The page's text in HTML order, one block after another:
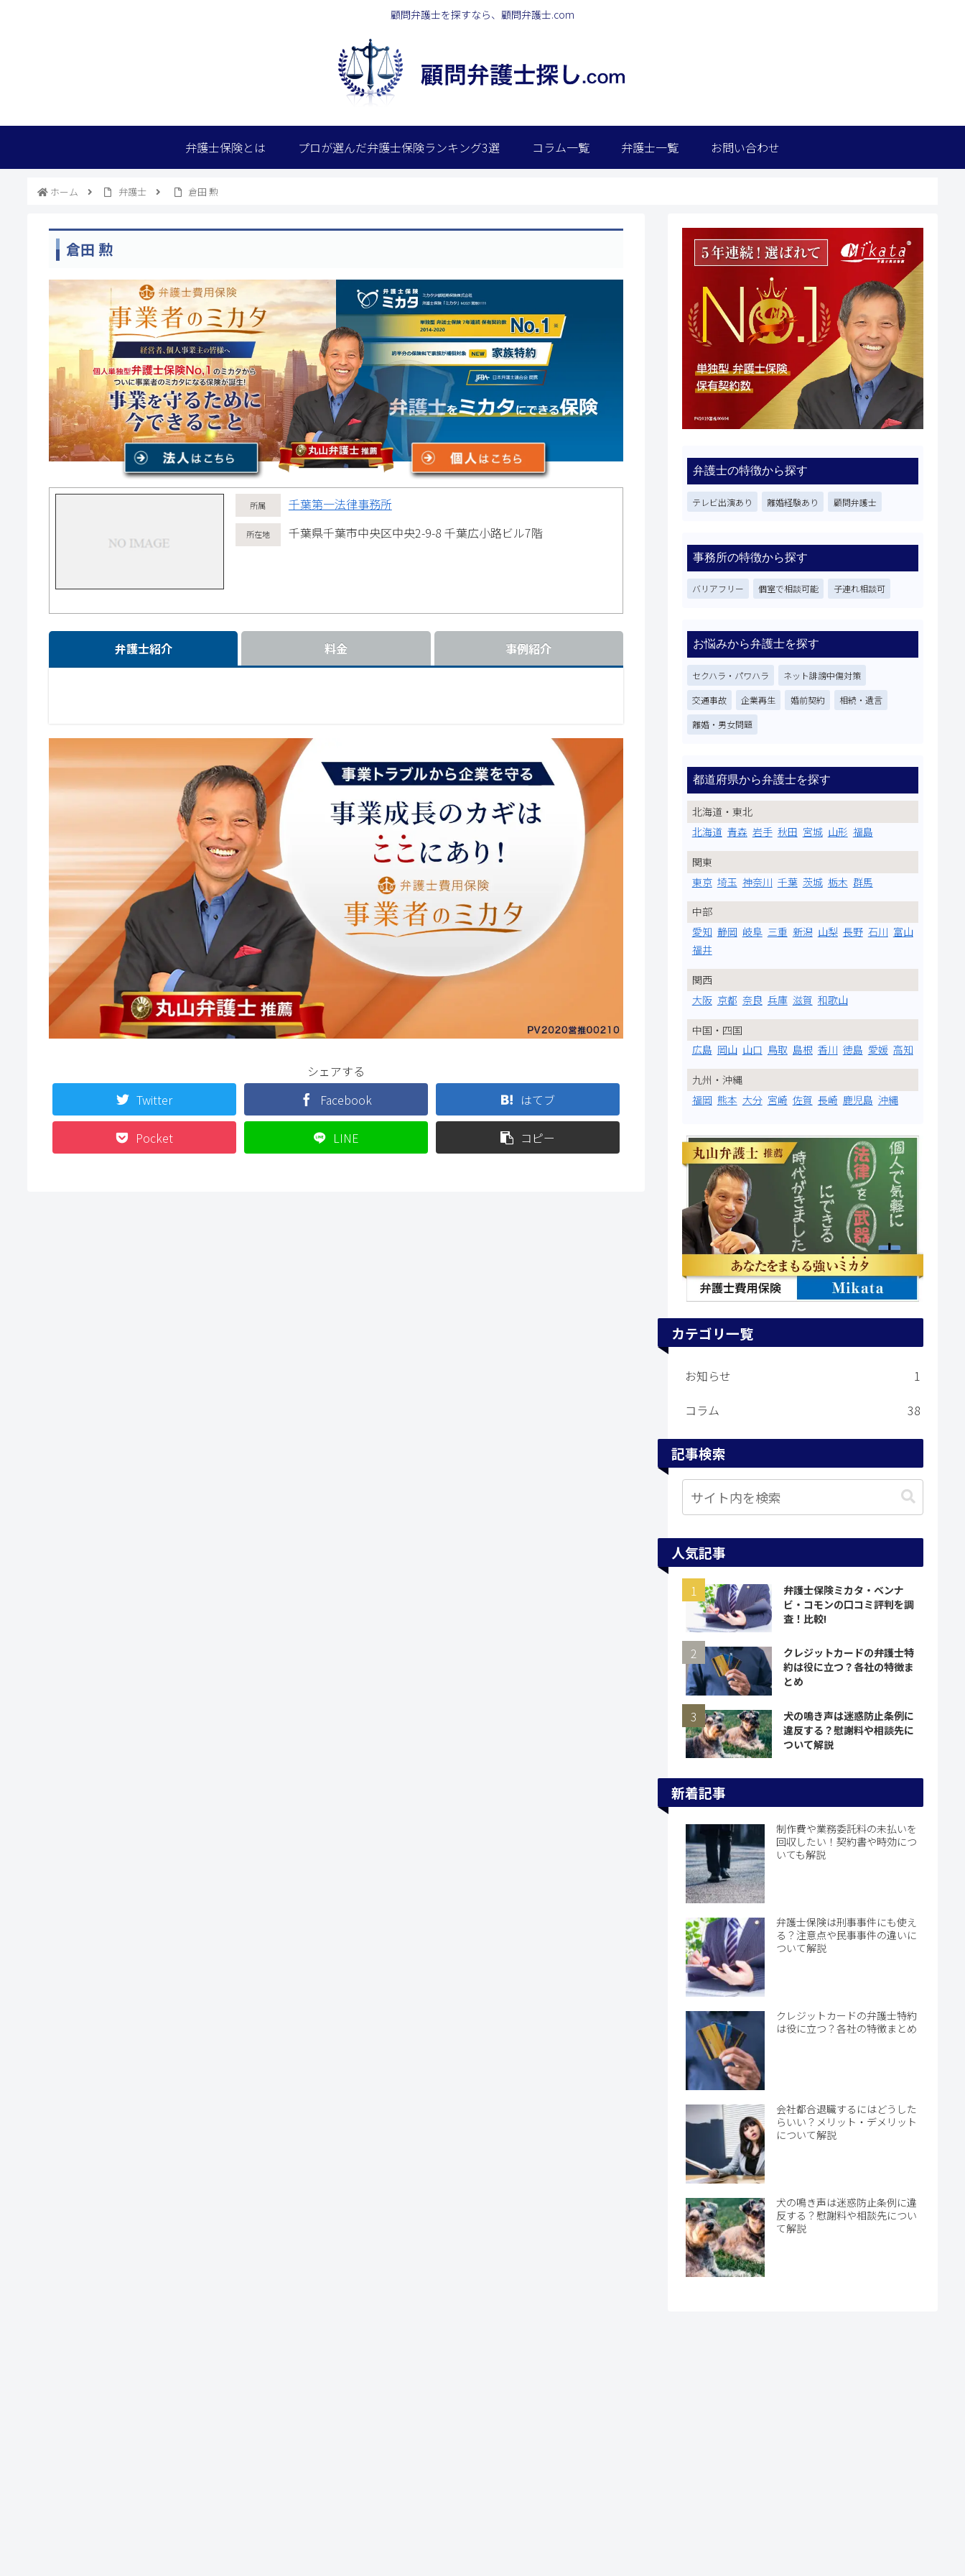
顧問弁護士を探すなら、顧問弁護士.com
弁護士保険とは プロが選んだ弁護士保険ランキング3選 コラム一覧 弁護士一覧 お問い合わせ
ホーム 弁護士 倉田 勲
倉田 勲
千葉第一法律事務所
千葉県千葉市中央区中央2-9-8 千葉広小路ビル7階
弁護士紹介 料金 事例紹介
シェアする
Twitter
Facebook はてブ
Pocket LINE コピー
弁護士の特徴から探す
テレビ出演あり 離婚経験あり 顧問弁護士
事務所の特徴から探す
バリアフリー 個室で相談可能 子連れ相談可
お悩みから弁護士を探す
セクハラ・パワハラ ネット誹謗中傷対策
交通事故 企業再生 婚前契約 相続・遺言
離婚・男女問題
都道府県から弁護士を探す
北海道・東北
北海道 青森 岩手 秋田 宮城 山形 福島
関東
東京 埼玉 神奈川 千葉 茨城 栃木 群馬
中部
愛知 静岡 岐阜 三重 新潟 山梨 長野 石川 富山
福井
関西
大阪 京都 奈良 兵庫 滋賀 和歌山
中国・四国
広島 岡山 山口 鳥取 島根 香川 徳島 愛媛 高知
九州・沖縄
福岡 熊本 大分 宮崎 佐賀 長崎 鹿児島 沖縄
カテゴリ一覧
お知らせ
1
コラム
38
記事検索
人気記事
弁護士保険ミカタ・ベンナ
ビ・コモンの口コミ評判を調
査！比較!
クレジットカードの弁護士特
約は役に立つ？各社の特徴ま
とめ
犬の鳴き声は迷惑防止条例に
違反する？慰謝料や相談先に
ついて解説
新着記事
制作費や業務委託料の未払いを
回収したい！契約書や時効につ
いても解説
弁護士保険は刑事事件にも使え
る？注意点や民事事件の違いに
ついて解説
クレジットカードの弁護士特約
は役に立つ？各社の特徴まとめ
会社都合退職するにはどうした
らいい？メリット・デメリット
について解説
犬の鳴き声は迷惑防止条例に違
反する？慰謝料や相談先につい
て解説